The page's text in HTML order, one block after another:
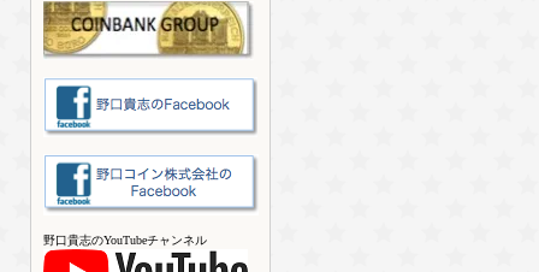
野口貴志のYouTubeチャンネル